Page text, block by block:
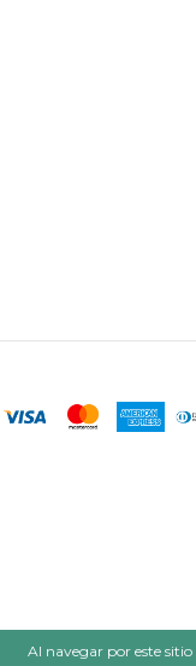
Al navegar por este sitio